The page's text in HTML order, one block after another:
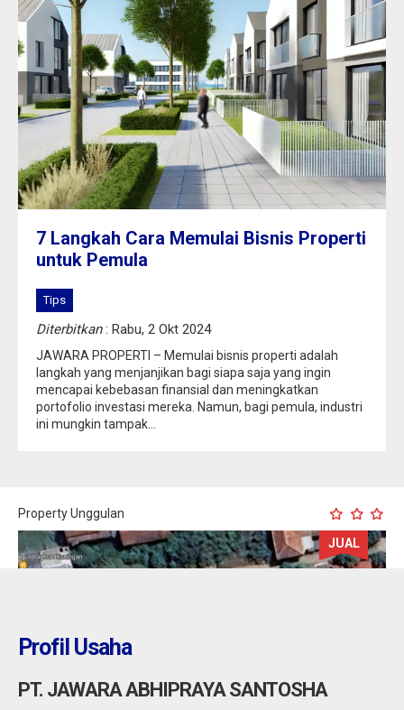
7 Langkah Cara Memulai Bisnis Properti
untuk Pemula
Tips
Diterbitkan: Rabu, 2 Okt 2024
JAWARA PROPERTI – Memulai bisnis properti adalah
langkah yang menjanjikan bagi siapa saja yang ingin
mencapai kebebasan finansial dan meningkatkan
portofolio investasi mereka. Namun, bagi pemula, industri
ini mungkin tampak...
Property Unggulan
JUAL
Profil Usaha
PT. JAWARA ABHIPRAYA SANTOSHA